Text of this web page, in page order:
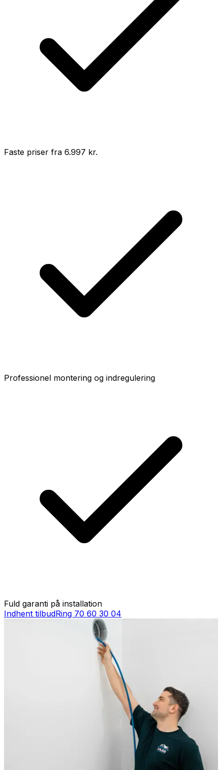
Faste priser fra 6.997 kr.
Professionel montering og indregulering
Fuld garanti på installation
Indhent tilbudRing 70 60 30 04